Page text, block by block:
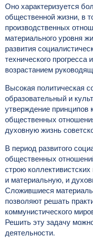
Оно характеризуется
общественной жизни, в
производственных
материального уровня
развития
технического прогресса
возрастанием
Высокая политическая
образовательный и
утверждение принципов
общественных
духовную жизнь
В период развитого
общественных
строю
и материальную, и
Сложившиеся
позволяют решать
коммунистического
Решить эту задачу
деятельности.